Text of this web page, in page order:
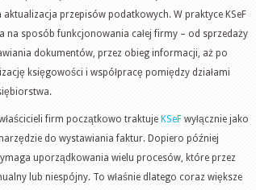
jest
ważna
aktualizacja przepisów podatkowych. W praktyce KSeF
na sposób funkcjonowania całej firmy – od sprzedaży
dokumentów, przez obieg informacji, aż po
księgowości i współpracę pomiędzy działami
firm początkowo traktuje KSeF wyłącznie jako
do wystawiania faktur. Dopiero później
uporządkowania wielu procesów, które przez
lub niespójny. To właśnie dlatego coraz większe